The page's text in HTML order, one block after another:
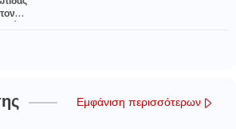
Εμφάνιση περισσότερων